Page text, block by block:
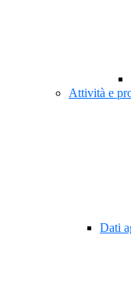
Attività e
Dati